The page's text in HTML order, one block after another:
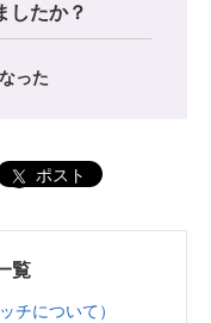
したか？
った
ポスト
覧
チについて）